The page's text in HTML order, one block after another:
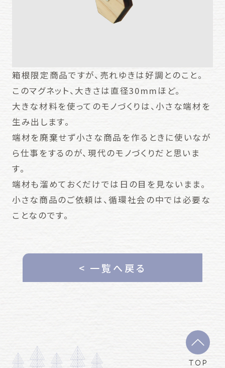
箱根限定商品ですが、売れゆきは好調とのこと。
このマグネット、大きさは直径30mmほど。
大きな材料を使ってのモノづくりは、小さな端材を
生み出します。
端材を廃棄せず小さな商品を作るときに使いなが
ら仕事をするのが、現代のモノづくりだと思いま
す。
端材も溜めておくだけでは日の目を見ないまま。
小さな商品のご依頼は、循環社会の中では必要な
ことなのです。
< 一覧へ戻る
TOP